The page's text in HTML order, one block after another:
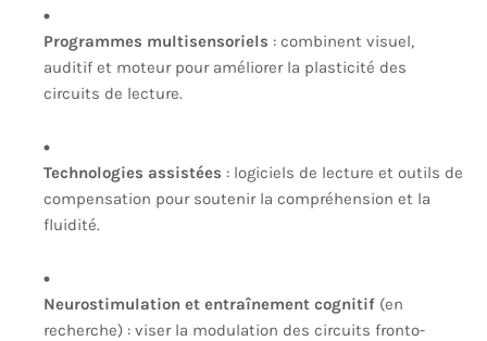
Programmes multisensoriels : combinent visuel,
auditif et moteur pour améliorer la plasticité des
circuits de lecture.
Technologies assistées : logiciels de lecture et outils de
compensation pour soutenir la compréhension et la
fluidité.
Neurostimulation et entraînement cognitif (en
recherche) : viser la modulation des circuits fronto-